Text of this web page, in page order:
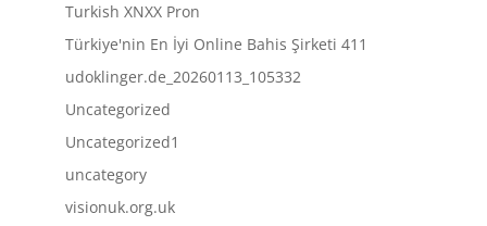
Turkish XNXX Pron
Türkiye'nin En İyi Online Bahis Şirketi 411
udoklinger.de_20260113_105332
Uncategorized
Uncategorized1
uncategory
visionuk.org.uk